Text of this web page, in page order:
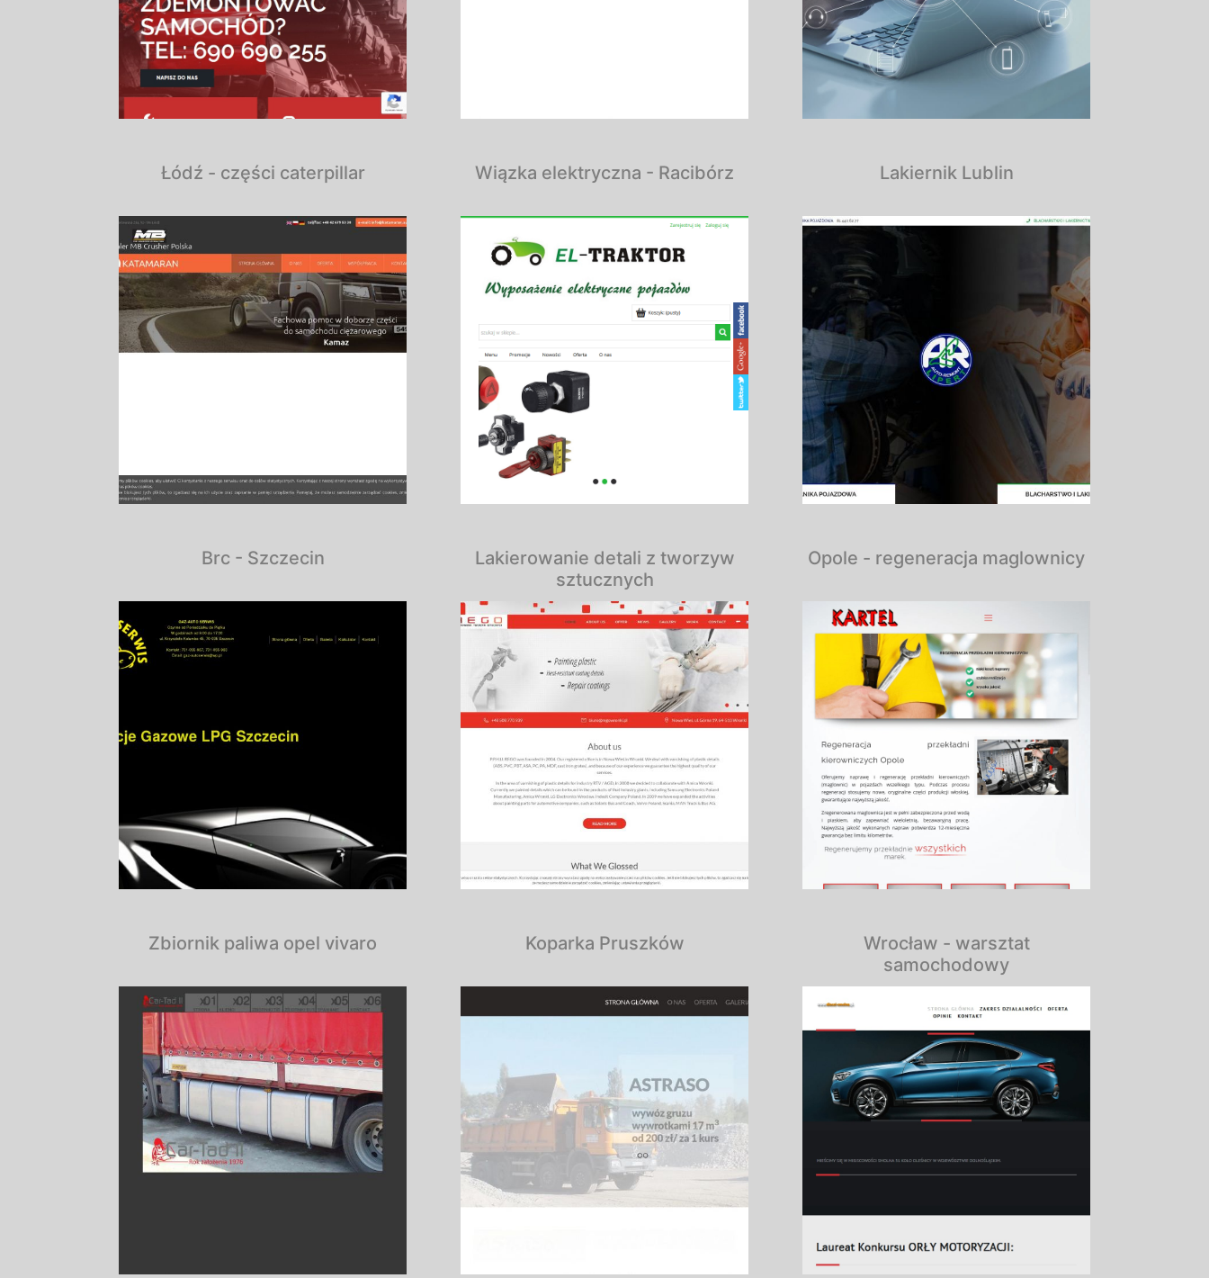
Łódź - części caterpillar Wiązka elektryczna - Racibórz Lakiernik Lublin
Brc - Szczecin
Lakierowanie detali z tworzyw
sztucznych
Opole - regeneracja maglownicy
Zbiornik paliwa opel vivaro Koparka Pruszków
Wrocław - warsztat
samochodowy